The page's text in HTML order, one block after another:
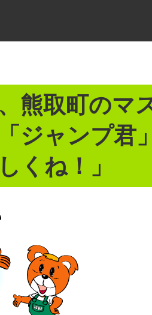
、熊取町のマ
ジャンプ君
くね！」